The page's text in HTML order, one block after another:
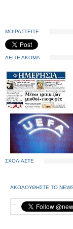
ΜΟΙΡΑΣΤΕΙΤΕ
ΔΕΙΤΕ ΑΚΟΜΑ
ΣΧΟΛΙΑΣΤΕ
ΑΚΟΛΟΥΘΗΣΤΕ ΤΟ